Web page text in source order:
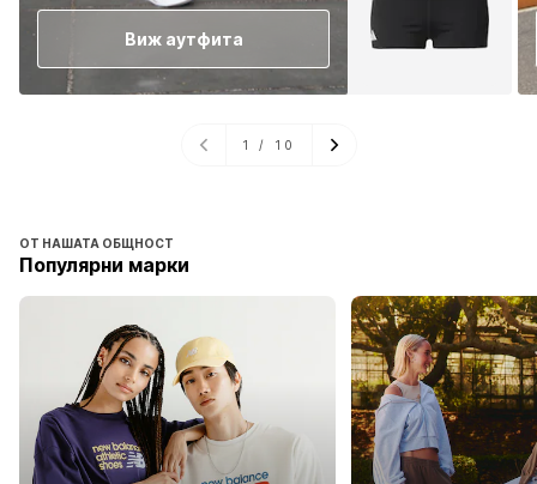
Виж аутфита
1 / 10
ОТ НАШАТА ОБЩНОСТ
Популярни марки